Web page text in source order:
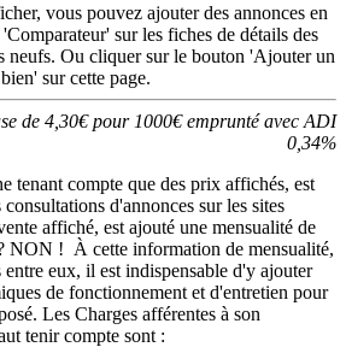
vous pouvez ajouter des annonces en
sur les fiches de détails des
neufs. Ou cliquer sur le bouton 'Ajouter un
bien' sur cette page.
de 4,30€ pour 1000€ emprunté avec ADI
0,34%
tenant compte que des prix affichés, est
d'annonces sur les sites
affiché, est ajouté une mensualité de
NON ! À cette information de mensualité,
eux, il est indispensable d'y ajouter
de fonctionnement et d'entretien pour
Les Charges afférentes à son
tenir compte sont :